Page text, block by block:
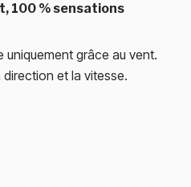
100 % sensations
grâce au vent.
et la vitesse.